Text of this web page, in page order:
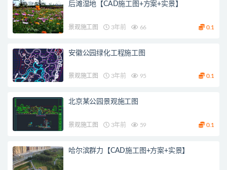
后滩湿地【CAD施工图+方案+实景】
景观施工图 3年前 66 0.1
安徽公园绿化工程施工图
景观施工图 3年前 95 0.1
北京某公园景观施工图
景观施工图 3年前 59 0.1
哈尔滨群力【CAD施工图+方案+实景】